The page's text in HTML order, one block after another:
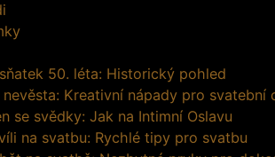
50. léta: Historický pohled
Kreativní nápady pro svatební
se svědky: Jak na Intimní Oslavu
na svatbu: Rychlé tipy pro svatbu